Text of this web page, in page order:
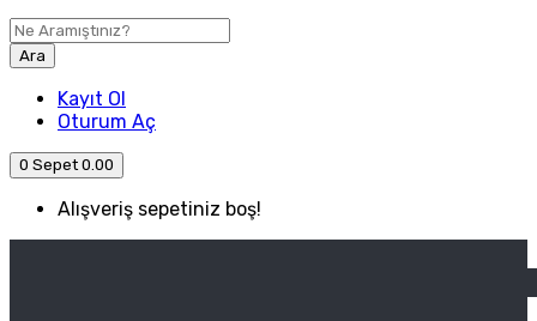
Ara
Kayıt Ol
Oturum Aç
0 Sepet 0.00
Alışveriş sepetiniz boş!